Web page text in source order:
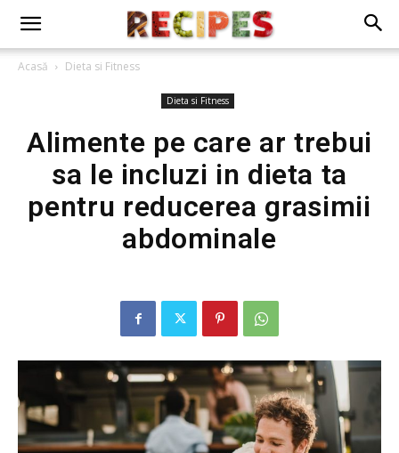
Acasă Dieta si Fitness
Dieta si Fitness
Alimente pe care ar trebui
sa le incluzi in dieta ta
pentru reducerea grasimii
abdominale